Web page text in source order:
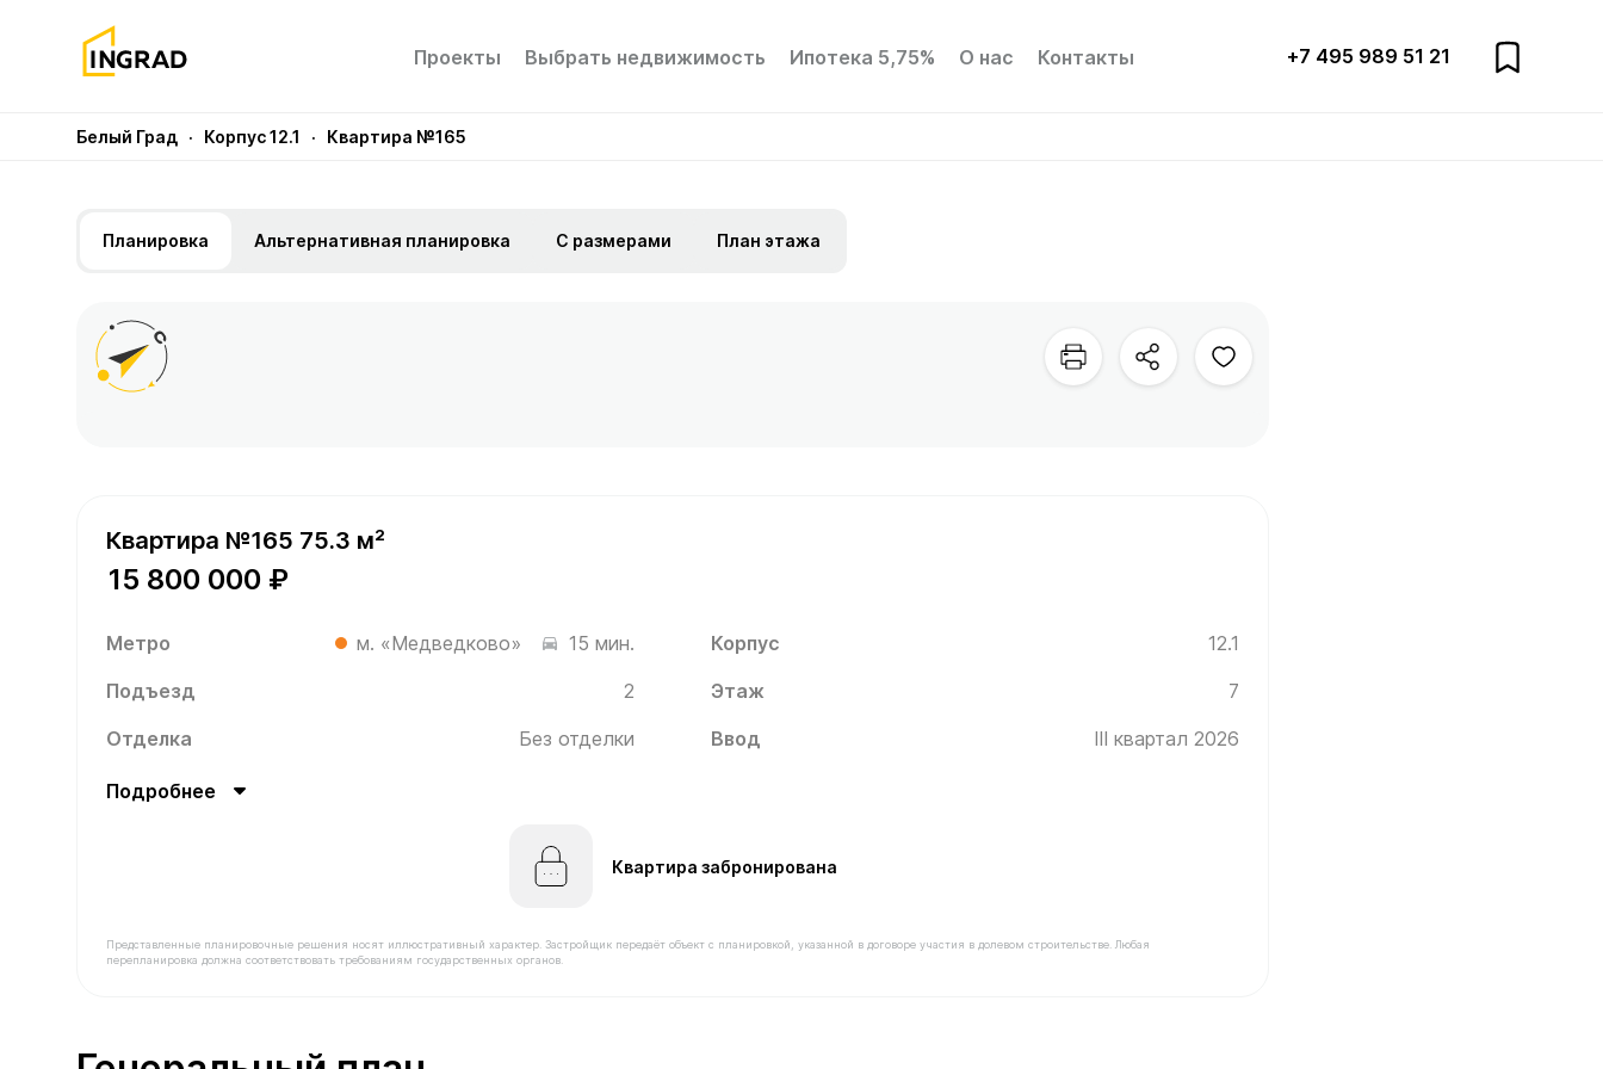
Проекты Выбрать недвижимость Ипотека 5,75% О нас Контакты +7 495 989 51 21
Белый Град · Корпус 12.1 · Квартира №165
Планировка Альтернативная планировка С размерами План этажа
Квартира №165 75.3 м²
15 800 000 ₽
Метро м. «Медведково» 15 мин. Корпус 12.1
Подъезд 2 Этаж
7
Отделка
Без отделки Ввод III квартал 2026
Подробнее
Квартира забронирована
Представленные планировочные решения носят иллюстративный характер. Застройщик передаёт объект с планировкой, указанной в договоре участия в долевом строительстве. Любая
перепланировка должна соответствовать требованиям государственных органов.